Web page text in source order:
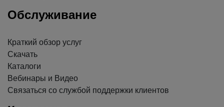
Обслуживание
Краткий обзор услуг
Скачать
Каталоги
Вебинары и Видео
Связаться со службой поддержки клиентов